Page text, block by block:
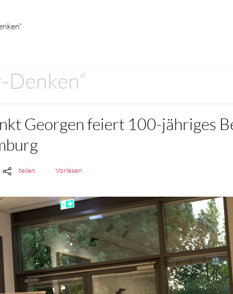
Georgen feiert 100-jähriges
teilen Vorlesen